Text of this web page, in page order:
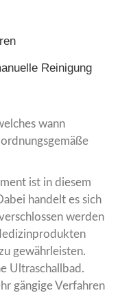
Reinigung
wann
ist in diesem
handelt es sich
werden
gewährleisten.
Ultraschallbad.
gängige Verfahren